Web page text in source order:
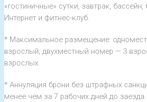
«гостиничные» сутки, завтрак,
Интернет и фитнес-клуб.
* Максимальное размещение:
взрослый; двухместный номер — 3
взрослых.
* Аннуляция брони без штрафных
менее чем за 7 рабочих дней до